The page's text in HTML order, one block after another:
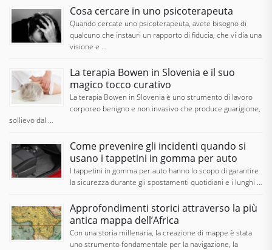
Cosa cercare in uno psicoterapeuta
Quando cercate uno psicoterapeuta, avete bisogno di
qualcuno che instauri un rapporto di fiducia, che vi dia una
visione e …
La terapia Bowen in Slovenia e il suo
magico tocco curativo
La terapia Bowen in Slovenia è uno strumento di lavoro
corporeo benigno e non invasivo che produce guarigione,
sollievo dal …
Come prevenire gli incidenti quando si
usano i tappetini in gomma per auto
I tappetini in gomma per auto hanno lo scopo di garantire
la sicurezza durante gli spostamenti quotidiani e i lunghi …
Approfondimenti storici attraverso la più
antica mappa dell’Africa
Con una storia millenaria, la creazione di mappe è stata
uno strumento fondamentale per la navigazione, la